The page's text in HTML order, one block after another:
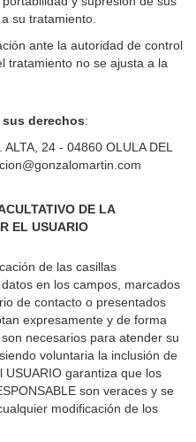
su tratamiento.
ante la autoridad de control
tratamiento no se ajusta a la
derechos:
24 - 04860 OLULA DEL
DE LA
EL USUARIO
de las casillas
en los campos, marcados
de contacto o presentados
expresamente y de forma
necesarios para atender su
voluntaria la inclusión de
garantiza que los
son veraces y se
modificación de los